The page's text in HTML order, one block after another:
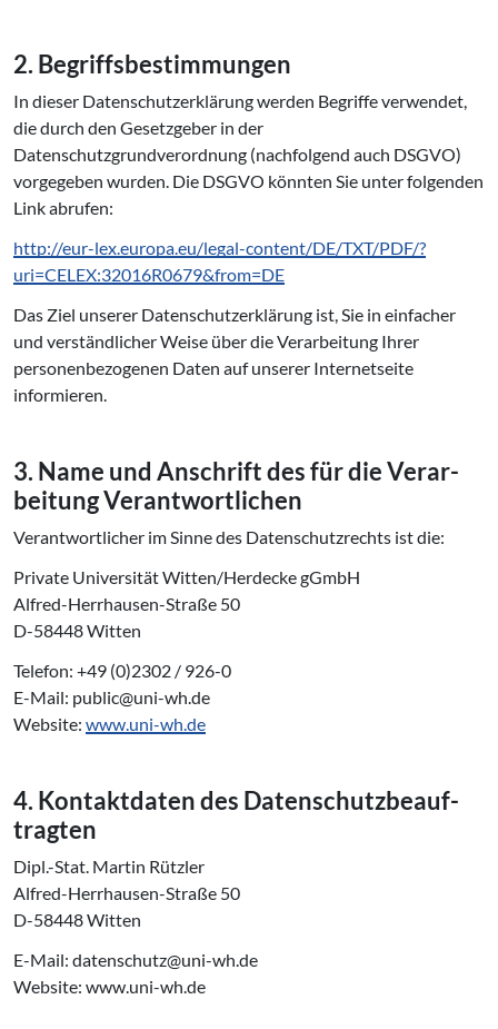
2. Be­griffs­be­stim­mun­gen
In dieser Datenschutzerklärung werden Begriffe verwendet,
die durch den Gesetzgeber in der
Datenschutzgrundverordnung (nachfolgend auch DSGVO)
vorgegeben wurden. Die DSGVO könnten Sie unter folgenden
Link abrufen:
http://eur-lex.europa.eu/legal-content/DE/TXT/PDF/?
uri=CELEX:32016R0679&from=DE
Das Ziel unserer Datenschutzerklärung ist, Sie in einfacher
und verständlicher Weise über die Verarbeitung Ihrer
personenbezogenen Daten auf unserer Internetseite
informieren.
3. Name und Anschrift des für die Ver­ar­
bei­tung Ver­ant­wort­li­chen
Verantwortlicher im Sinne des Datenschutzrechts ist die:
Private Universität Witten/Herdecke gGmbH
Alfred-Herrhausen-Straße 50
D-58448 Witten
Telefon: +49 (0)2302 / 926-0
E-Mail: public@uni-wh.de
Website: www.uni-wh.de
4. Kon­takt­da­ten des Da­ten­schutz­be­auf­
trag­ten
Dipl.-Stat. Martin Rützler
Alfred-Herrhausen-Straße 50
D-58448 Witten
E-Mail: datenschutz@uni-wh.de
Website: www.uni-wh.de